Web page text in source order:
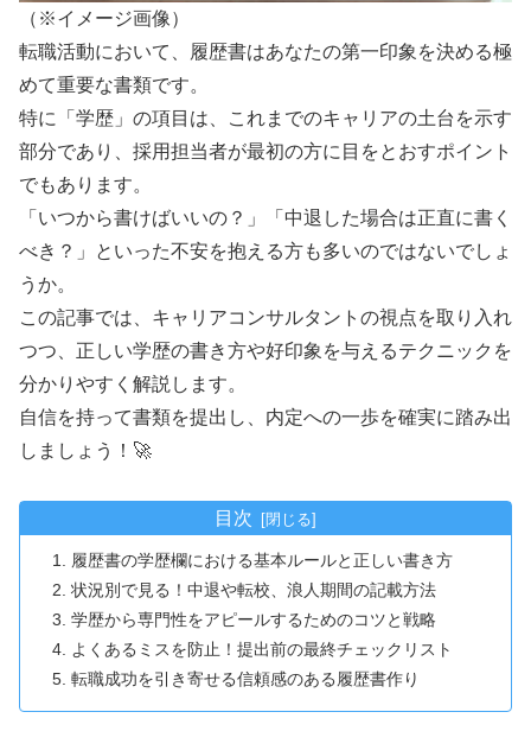
（※イメージ画像）
転職活動において、履歴書はあなたの第一印象を決める極
めて重要な書類です。
特に「学歴」の項目は、これまでのキャリアの土台を示す
部分であり、採用担当者が最初の方に目をとおすポイント
でもあります。
「いつから書けばいいの？」「中退した場合は正直に書く
べき？」といった不安を抱える方も多いのではないでしょ
うか。
この記事では、キャリアコンサルタントの視点を取り入れ
つつ、正しい学歴の書き方や好印象を与えるテクニックを
分かりやすく解説します。
自信を持って書類を提出し、内定への一歩を確実に踏み出
しましょう！🚀
目次
履歴書の学歴欄における基本ルールと正しい書き方
状況別で見る！中退や転校、浪人期間の記載方法
学歴から専門性をアピールするためのコツと戦略
よくあるミスを防止！提出前の最終チェックリスト
転職成功を引き寄せる信頼感のある履歴書作り